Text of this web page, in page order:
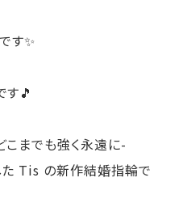
す✨
🎵
までも強く永遠に-
た Tis の新作結婚指輪で